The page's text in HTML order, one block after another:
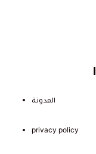
المدونة
privacy policy